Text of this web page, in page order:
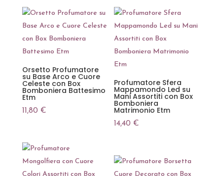
Orsetto Profumatore
su Base Arco e Cuore
Celeste con Box
Bomboniera Battesimo
Etm
11,80 €
Profumatore Sfera
Mappamondo Led su
Mani Assortiti con Box
Bomboniera
Matrimonio Etm
14,40€